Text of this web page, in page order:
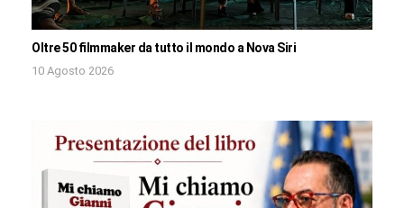
Oltre 50 filmmaker da tutto il mondo a Nova Siri
10 Agosto 2026